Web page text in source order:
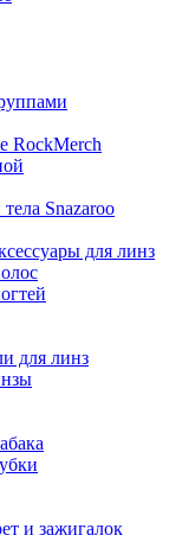
RockMerch
Snazaroo
для линз
для линз
и зажигалок